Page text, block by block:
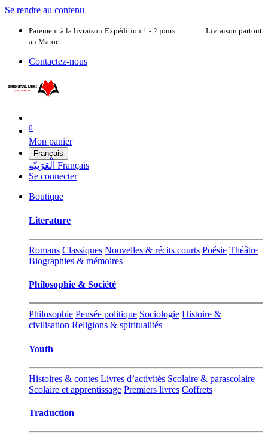
Se rendre au contenu
Paiement à la livraison Expédition 1 - 2 jours Livraison partout
au Maroc
Contactez-nous
0
Mon panier
Français
الْعَرَبيّة Français
Se connecter
Boutique
Literature
Romans Classiques Nouvelles & récits courts Poésie Théâtre
Biographies & mémoires
Philosophie & Société
Philosophie Pensée politique Sociologie Histoire &
civilisation Religions & spiritualités
Youth
Histoires & contes Livres d’activités Scolaire & parascolaire
Scolaire et apprentissage Premiers livres Coffrets
Traduction